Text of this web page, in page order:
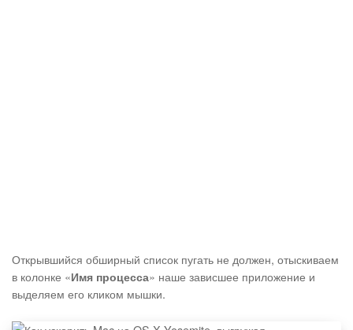
Открывшийся обширный список пугать не должен, отыскиваем
в колонке «Имя процесса» наше зависшее приложение и
выделяем его кликом мышки.